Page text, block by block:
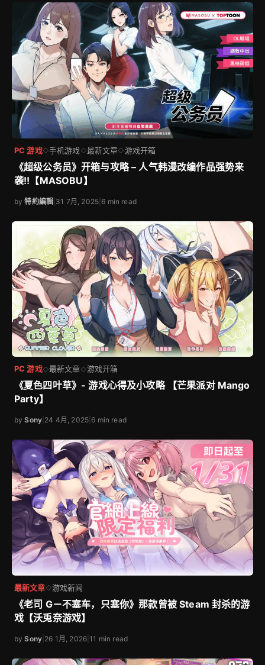
PC 游戏◇手机游戏 ◇最新文章◇游戏开箱
《超级公务员》开箱与攻略 – 人气韩漫改编作品强势来
袭!!【MASOBU】
by特約編輯 31 7月, 2025 6 min read
PC 游戏◇最新文章◇游戏开箱
《夏色四叶草》- 游戏心得及小攻略 【芒果派对 Mango
Party】
bySony 24 4月, 2025 6 min read
最新文章◇游戏新闻
《老司 G－不塞车，只塞你》那款曾被 Steam 封杀的游
戏【沃兎奈游戏】
bySony 26 1月, 2026 |11 min read